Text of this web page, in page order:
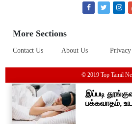
More Sections
Contact Us About Us
© 2019 Top Tamil
கண்